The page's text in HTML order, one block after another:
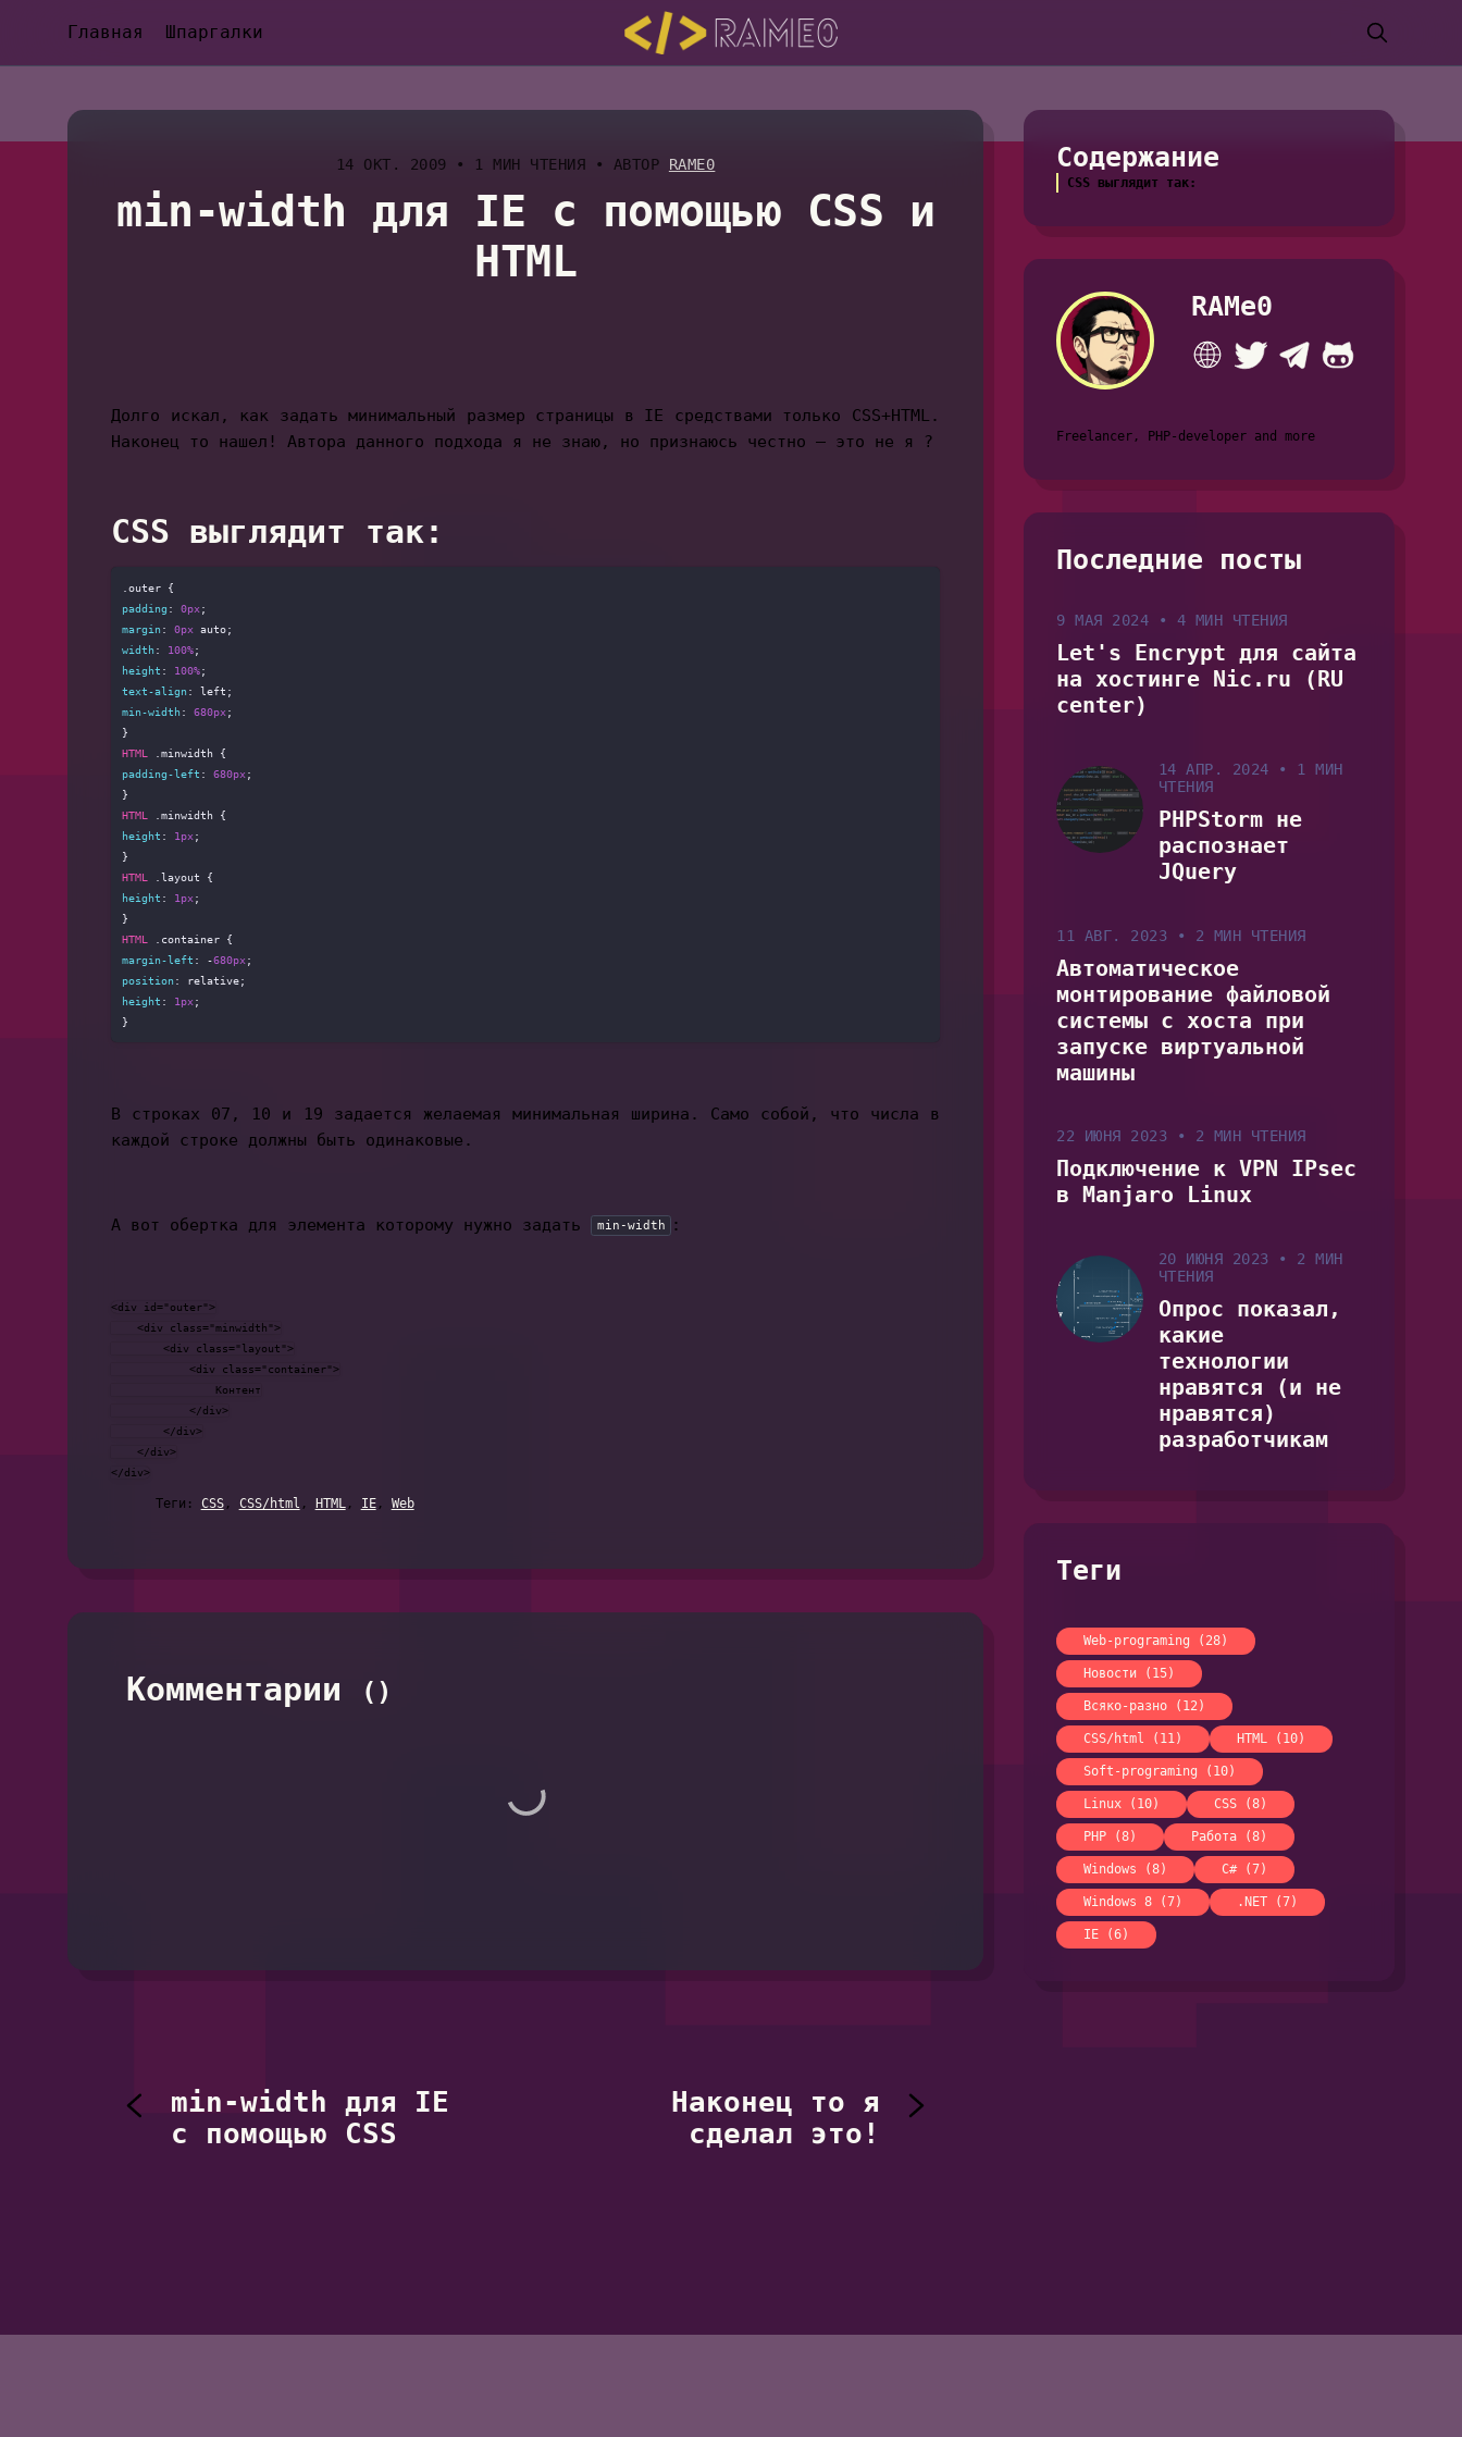
Главная Шпаргалки
14 ОКТ. 2009 • 1 МИН ЧТЕНИЯ • АВТОР RAME0
min-width для IE c помощью CSS и
HTML
Долго искал, как задать минимальный размер страницы в IE средствами только CSS+HTML.
Наконец то нашел! Автора данного подхода я не знаю, но признаюсь честно — это не я ?
CSS выглядит так:
.outer
padding : 0px
margin : 0px
width : 100%
height : 100%
text-align
min-width : 680px ;
HTML
.minwidth
padding-left : 680px ;
HTML
.minwidth
height : 1px ;
HTML
.layout
height : 1px ;
HTML
.container
margin-left : -680px
position
height : 1px ;
В строках 07, 10 и 19 задается желаемая минимальная ширина. Само собой, что числа в
каждой строке должны быть одинаковые.
А вот обертка для элемента которому нужно задать min-width :
<div id="outer">
    <div class="minwidth">
        <div class="layout">
            <div class="container">
                Контент
            </div>
        </div>
    </div>
Теги: CSS, CSS/html , HTML , IE, Web
Комментарии ( )
min-width для IE
c помощью CSS
Наконец то я
сделал это!
Содержание
CSS выглядит так:
RAMe0
Freelancer, PHP-developer and more
Последние посты
9 МАЯ 2024 • 4 МИН ЧТЕНИЯ
Let's Encrypt для сайта
на хостинге Nic.ru (RU
center)
14 АПР. 2024 •
1 МИН
ЧТЕНИЯ
PHPStorm не
распознает
JQuery
11 АВГ. 2023 • 2 МИН ЧТЕНИЯ
Автоматическое
монтирование файловой
системы с хоста при
запуске виртуальной
машины
22 ИЮНЯ 2023 • 2 МИН ЧТЕНИЯ
Подключение к VPN IPsec
в Manjaro Linux
20 ИЮНЯ 2023 •
2 МИН
ЧТЕНИЯ
Опрос показал,
какие
технологии
нравятся (и не
нравятся)
разработчикам
Теги
Web-programing (28)
Новости (15)
Всяко-разно (12)
CSS/html (11) HTML (10)
Soft-programing (10)
Linux (10) CSS (8)
PHP (8) Работа (8)
Windows (8) C# (7)
Windows 8 (7) .NET (7)
IE (6)